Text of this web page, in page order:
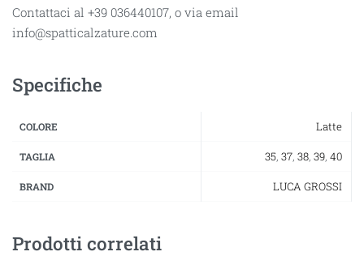
Contattaci al +39 036440107, o via email
info@spatticalzature.com
Specifiche
COLORE Latte
TAGLIA 35, 37, 38, 39, 40
BRAND LUCA GROSSI
Prodotti correlati